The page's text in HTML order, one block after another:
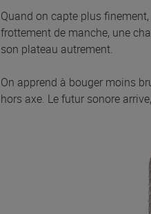
Quand on capte plus
frottement de manche, une
son plateau autrement.
On apprend à bouger moins
hors axe. Le futur sonore